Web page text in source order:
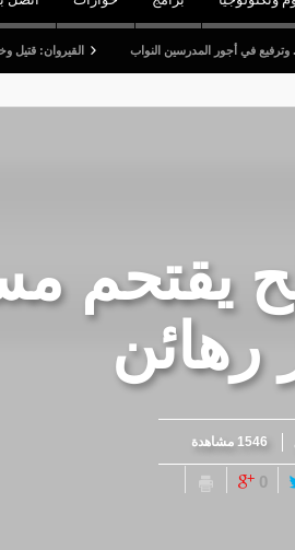
المدرسين النواب القيروان: قتيل وخمسة جرحى
يقتحم
رهائن
1546 مشاهدة
0